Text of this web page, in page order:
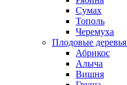
Сумах
Тополь
Черемуха
Плодовые деревья
Абрикос
Алыча
Вишня